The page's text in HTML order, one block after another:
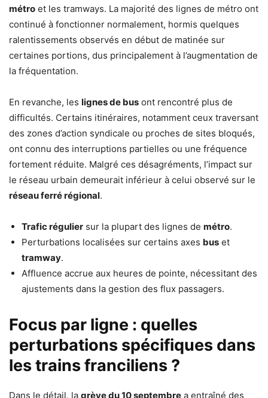
métro et les tramways. La majorité des lignes de métro ont
continué à fonctionner normalement, hormis quelques
ralentissements observés en début de matinée sur
certaines portions, dus principalement à l’augmentation de
la fréquentation.
En revanche, les lignes de bus ont rencontré plus de
difficultés. Certains itinéraires, notamment ceux traversant
des zones d’action syndicale ou proches de sites bloqués,
ont connu des interruptions partielles ou une fréquence
fortement réduite. Malgré ces désagréments, l’impact sur
le réseau urbain demeurait inférieur à celui observé sur le
réseau ferré régional.
Trafic régulier sur la plupart des lignes de métro.
Perturbations localisées sur certains axes bus et
tramway.
Affluence accrue aux heures de pointe, nécessitant des
ajustements dans la gestion des flux passagers.
Focus par ligne : quelles
perturbations spécifiques dans
les trains franciliens ?
Dans le détail, la grève du 10 septembre a entraîné des